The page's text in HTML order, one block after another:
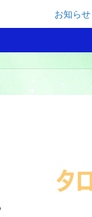
お知らせ